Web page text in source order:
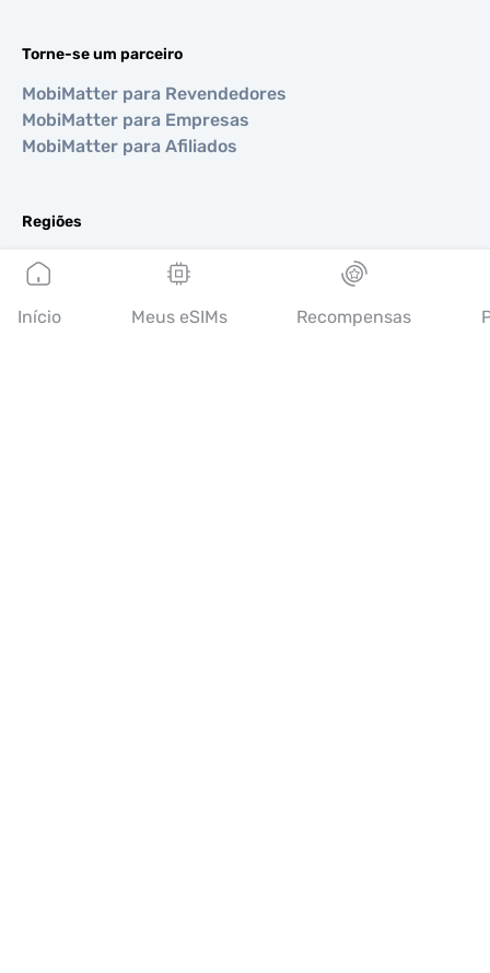
Torne-se um parceiro
MobiMatter para Revendedores
MobiMatter para Empresas
MobiMatter para Afiliados
Regiões
eSIM para Europa
eSIM para Ásia
eSIM para Américas
Início Meus eSIMs Recompensas